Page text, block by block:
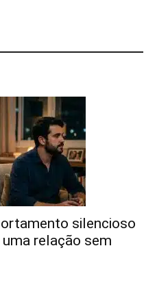
silencioso
relação sem